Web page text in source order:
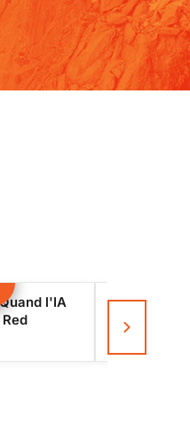
l'IA
[ IA Inside
Mythos : la